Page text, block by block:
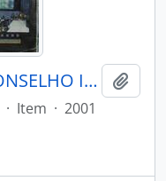
PORANTIM - BRASÍLIA CONSELHO INDIGENISTA MISSIONÁRIO - 2001 - Nº235
· Item · 2001